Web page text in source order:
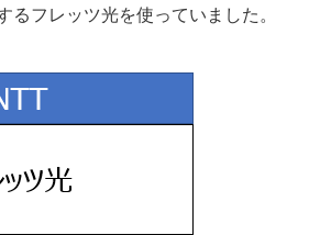
フレッツ光を使っていました。